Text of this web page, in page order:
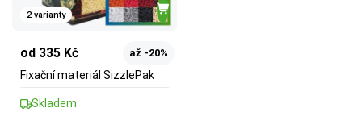
2 varianty
od 335 Kč až -20%
Fixační materiál SizzlePak
Skladem
Více o ekologických certifikátech